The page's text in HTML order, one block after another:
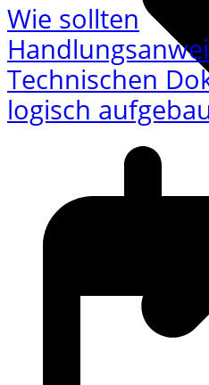
Wie sollten
Technischen
logisch